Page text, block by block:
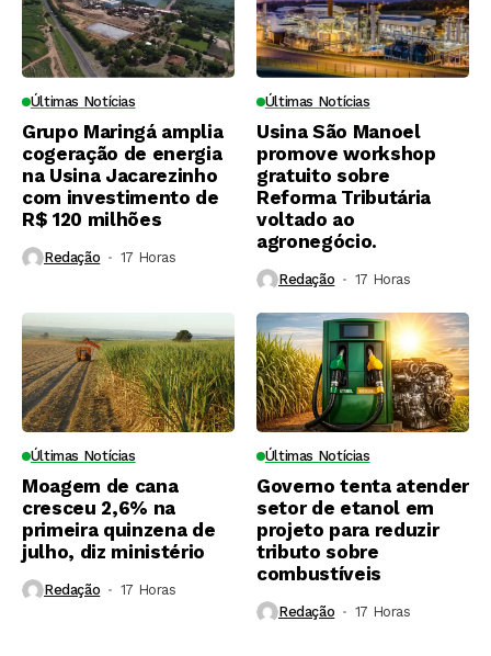
Últimas Notícias
Grupo Maringá amplia
cogeração de energia
na Usina Jacarezinho
com investimento de
R$ 120 milhões
Redação 17 Horas ⁮
Últimas Notícias
Usina São Manoel
promove workshop
gratuito sobre
Reforma Tributária
voltado ao
agronegócio.
Redação 17 Horas ⁮
Últimas Notícias
Moagem de cana
cresceu 2,6% na
primeira quinzena de
julho, diz ministério
Redação 17 Horas ⁮
Últimas Notícias
Governo tenta atender
setor de etanol em
projeto para reduzir
tributo sobre
combustíveis
Redação 17 Horas ⁮